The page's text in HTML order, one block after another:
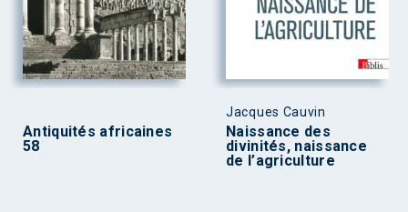
Antiquités africaines
58
Jacques Cauvin
Naissance des
divinités, naissance
de l’agriculture